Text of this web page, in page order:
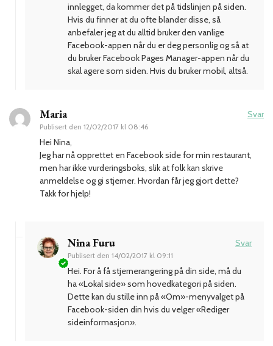
innlegget, da kommer det på tidslinjen på siden.
Hvis du finner at du ofte blander disse, så
anbefaler jeg at du alltid bruker den vanlige
Facebook-appen når du er deg personlig og så at
du bruker Facebook Pages Manager-appen når du
skal agere som siden. Hvis du bruker mobil, altså.
Maria
Publisert den 12/02/2017 kl 08:46
Svar
Hei Nina,
Jeg har nå opprettet en Facebook side for min restaurant,
men har ikke vurderingsboks, slik at folk kan skrive
anmeldelse og gi stjerner. Hvordan får jeg gjort dette?
Takk for hjelp!
Nina Furu
Publisert den 14/02/2017 kl 09:11
Svar
Hei. For å få stjernerangering på din side, må du
ha «Lokal side» som hovedkategori på siden.
Dette kan du stille inn på «Om»-menyvalget på
Facebook-siden din hvis du velger «Rediger
sideinformasjon».